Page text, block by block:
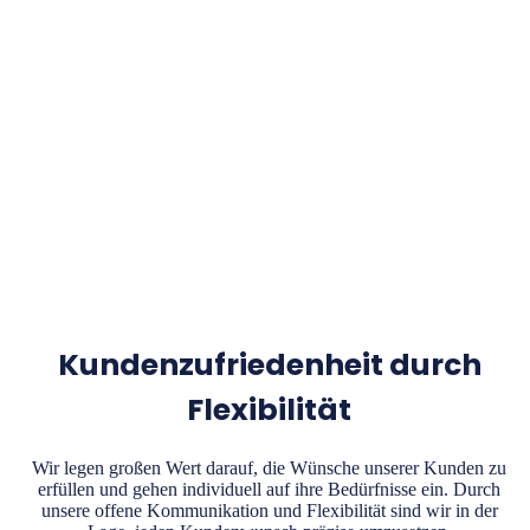
Kundenzufriedenheit durch
Flexibilität
Wir legen großen Wert darauf, die Wünsche unserer Kunden zu
erfüllen und gehen individuell auf ihre Bedürfnisse ein. Durch
unsere offene Kommunikation und Flexibilität sind wir in der